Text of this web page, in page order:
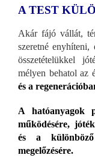
A TEST
Akár fájó vállát,
szeretné
összetételükkel
mélyen behatol az
és a
A hatóanyagok
működésére,
és a különböző
megelőzésére.